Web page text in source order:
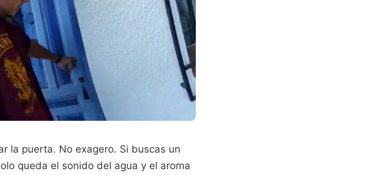
la puerta. No exagero. Si buscas un
queda el sonido del agua y el aroma